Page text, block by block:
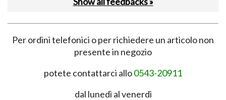
Per ordini telefonici o per richiedere un articolo non
presente in negozio
potete contattarci allo0543-20911
dal lunedì al venerdì